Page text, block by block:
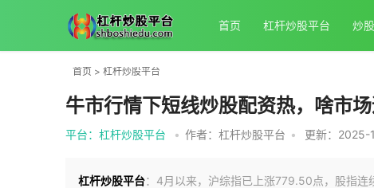
首页 杠杆炒股平台 炒
首页 > 杠杆炒股平台
牛市行情下短线炒股配资热，啥市
平台：杠杆炒股平台 • 作者：杠杆炒股平台 • 更新：
杠杆炒股平台：4月以来，沪综指已上涨779.50点，股指